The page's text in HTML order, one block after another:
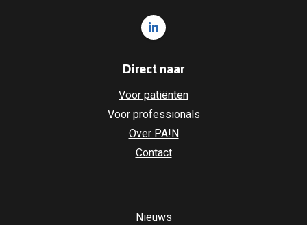
Volg ons op LinkedIn PA!N -
Direct naar
Voor patiënten
Voor professionals
Over PA!N
Contact
Nieuws